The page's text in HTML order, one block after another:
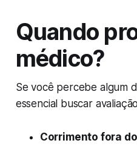
Quando
médico?
Se você percebe algum
essencial buscar
Corrimento fora